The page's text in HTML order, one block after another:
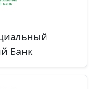
Банк